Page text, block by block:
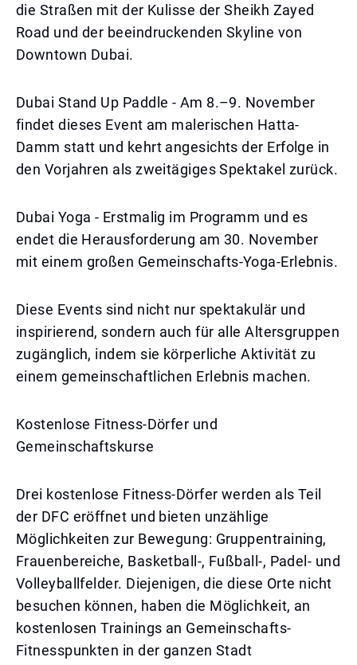
die Straßen mit der Kulisse der Sheikh Zayed
Road und der beeindruckenden Skyline von
Downtown Dubai.
Dubai Stand Up Paddle - Am 8.–9. November
findet dieses Event am malerischen Hatta-
Damm statt und kehrt angesichts der Erfolge in
den Vorjahren als zweitägiges Spektakel zurück.
Dubai Yoga - Erstmalig im Programm und es
endet die Herausforderung am 30. November
mit einem großen Gemeinschafts-Yoga-Erlebnis.
Diese Events sind nicht nur spektakulär und
inspirierend, sondern auch für alle Altersgruppen
zugänglich, indem sie körperliche Aktivität zu
einem gemeinschaftlichen Erlebnis machen.
Kostenlose Fitness-Dörfer und
Gemeinschaftskurse
Drei kostenlose Fitness-Dörfer werden als Teil
der DFC eröffnet und bieten unzählige
Möglichkeiten zur Bewegung: Gruppentraining,
Frauenbereiche, Basketball-, Fußball-, Padel- und
Volleyballfelder. Diejenigen, die diese Orte nicht
besuchen können, haben die Möglichkeit, an
kostenlosen Trainings an Gemeinschafts-
Fitnesspunkten in der ganzen Stadt